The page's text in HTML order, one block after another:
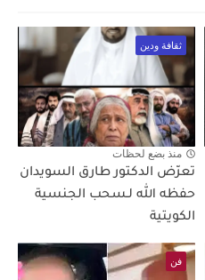
ثقافة ودين
منذ بضع لحظات
تعرّض الدكتور طارق السويدان
حفظه الله لـسحب الجنسية
الكويتية
فن